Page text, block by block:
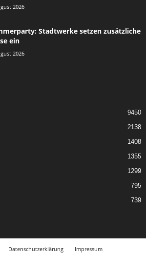
2026
Stadtwerke setzen zusätzliche
ein
2026
9450
2138
1408
1355
1299
795
739
Datenschutzerklärung Impressum